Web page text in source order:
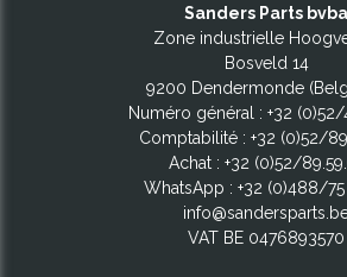
Sanders Parts bvba
Zone industrielle
Bosveld 14
9200 Dendermonde
Numéro général : +32 (0)52/
Comptabilité : +32 (0)52/
Achat : +32 (0)52/
WhatsApp : +32 (0)488/75
VAT BE 0476893570